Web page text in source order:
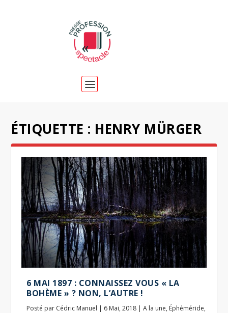
ÉTIQUETTE : HENRY MÜRGER
6 MAI 1897 : CONNAISSEZ VOUS « LA
BOHÈME » ? NON, L’AUTRE !
Posté par Cédric Manuel | 6 Mai, 2018 |A la une, Éphéméride,